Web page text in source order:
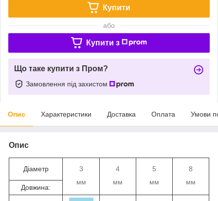
Купити
або
Купити з
Що таке купити з Пром?
Замовлення під захистом
Опис Характеристики Доставка Оплата Умови
Опис
Діаметр
3
мм
4
мм
5
мм
8
мм
Довжина: